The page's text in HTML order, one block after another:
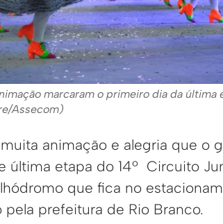
marcaram o primeiro dia da
Assecom)
animação e alegria que o
última etapa do 14º Circuito
que fica no
pela prefeitura de Rio Branco.